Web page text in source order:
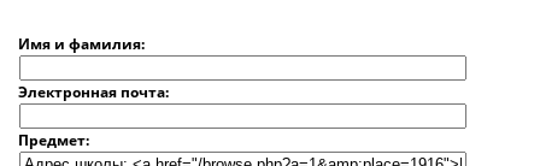
Имя и фамилия:
Электронная почта:
Предмет: